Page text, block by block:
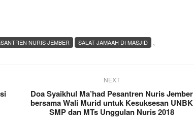
,
NURIS JEMBER SALAT JAMAAH DI MASJID
NEXT
Doa Syaikhul Ma’had Pesantren Nuris Jember
bersama Wali Murid untuk Kesuksesan UNBK
SMP dan MTs Unggulan Nuris 2018